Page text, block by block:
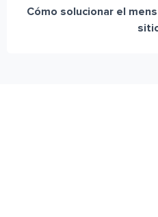
Cómo solucionar el